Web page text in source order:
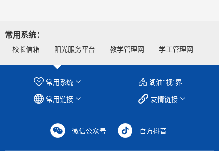
常用系统：
校长信箱 阳光服务平台 教学管理网 学工管理网
湖油“视”界
常用系统
友情链接
常用链接
微信公众号 官方抖音